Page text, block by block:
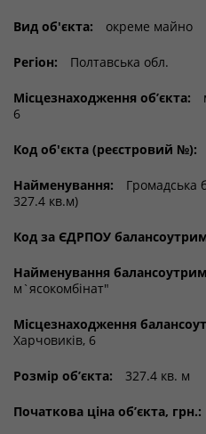
Вид об'єкта: окреме майно
Регіон: Полтавська обл.
Місцезнаходження об’єкта:
6
Код об'єкта (реєстровий №):
Найменування:
Громадська
327.4 кв.м)
Код за ЄДРПОУ
Найменування
м`ясокомбінат"
Місцезнаходження
Харчовиків, 6
Розмір об’єкта: 327.4 кв. м
Початкова ціна об’єкта, грн.: